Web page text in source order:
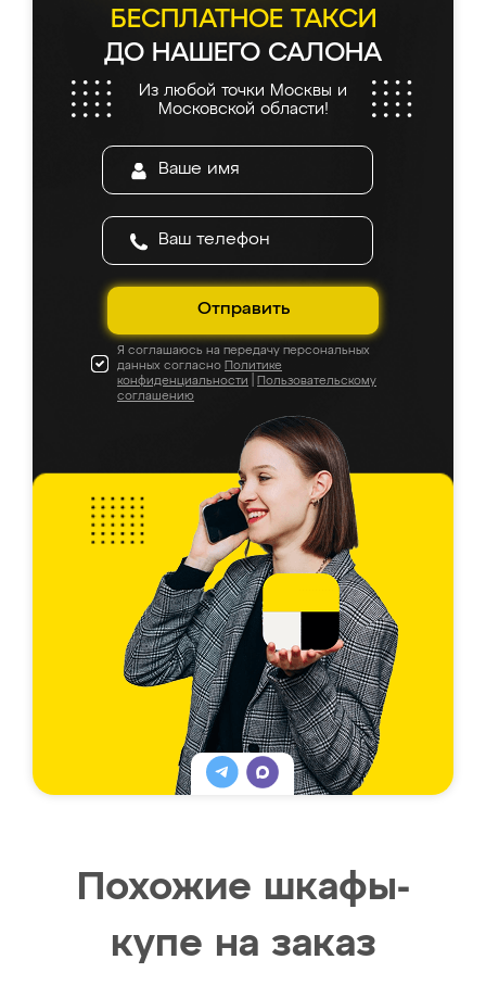
БЕСПЛАТНОЕ ТАКСИ
ДО НАШЕГО САЛОНА
Из любой точки Москвы и
Московской области!
Отправить
Я соглашаюсь на передачу персональных
данных согласно Политике
конфиденциальности
Пользовательскому
соглашению
Похожие шкафы-
купе на заказ